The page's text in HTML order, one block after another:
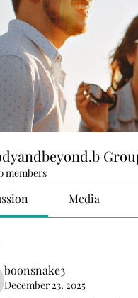
members
Media
boonsnake3
December 23, 2025